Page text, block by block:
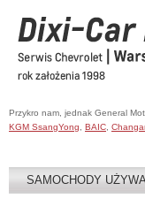
Przykro nam, jednak General
KGM SsangYong
BAIC
SAMOCHODY